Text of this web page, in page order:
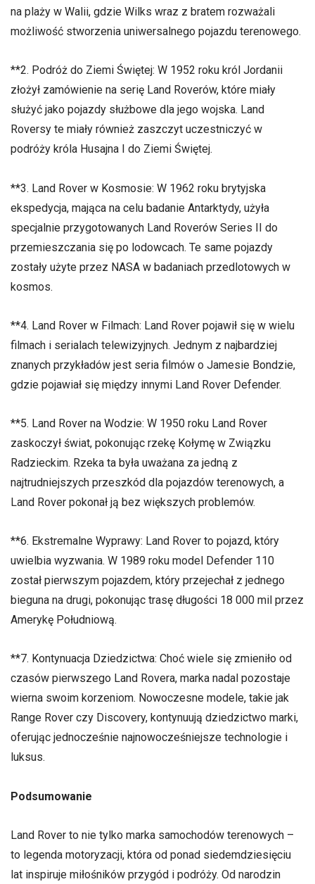
na plaży w Walii, gdzie Wilks wraz z bratem rozważali
możliwość stworzenia uniwersalnego pojazdu terenowego.
**2. Podróż do Ziemi Świętej: W 1952 roku król Jordanii
złożył zamówienie na serię Land Roverów, które miały
służyć jako pojazdy służbowe dla jego wojska. Land
Roversy te miały również zaszczyt uczestniczyć w
podróży króla Husajna I do Ziemi Świętej.
**3. Land Rover w Kosmosie: W 1962 roku brytyjska
ekspedycja, mająca na celu badanie Antarktydy, użyła
specjalnie przygotowanych Land Roverów Series II do
przemieszczania się po lodowcach. Te same pojazdy
zostały użyte przez NASA w badaniach przedlotowych w
kosmos.
**4. Land Rover w Filmach: Land Rover pojawił się w wielu
filmach i serialach telewizyjnych. Jednym z najbardziej
znanych przykładów jest seria filmów o Jamesie Bondzie,
gdzie pojawiał się między innymi Land Rover Defender.
**5. Land Rover na Wodzie: W 1950 roku Land Rover
zaskoczył świat, pokonując rzekę Kołymę w Związku
Radzieckim. Rzeka ta była uważana za jedną z
najtrudniejszych przeszkód dla pojazdów terenowych, a
Land Rover pokonał ją bez większych problemów.
**6. Ekstremalne Wyprawy: Land Rover to pojazd, który
uwielbia wyzwania. W 1989 roku model Defender 110
został pierwszym pojazdem, który przejechał z jednego
bieguna na drugi, pokonując trasę długości 18 000 mil przez
Amerykę Południową.
**7. Kontynuacja Dziedzictwa: Choć wiele się zmieniło od
czasów pierwszego Land Rovera, marka nadal pozostaje
wierna swoim korzeniom. Nowoczesne modele, takie jak
Range Rover czy Discovery, kontynuują dziedzictwo marki,
oferując jednocześnie najnowocześniejsze technologie i
luksus.
Podsumowanie
Land Rover to nie tylko marka samochodów terenowych –
to legenda motoryzacji, która od ponad siedemdziesięciu
lat inspiruje miłośników przygód i podróży. Od narodzin